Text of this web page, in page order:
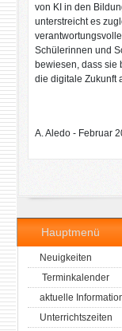
Hauptmenü
Neuigkeiten
Terminkalender
aktuelle
Unterrichtszeiten
von KI in den
unterstreicht es
Schülerinnen und
bewiesen, dass sie
die digitale Zukunft
A. Aledo - Februar